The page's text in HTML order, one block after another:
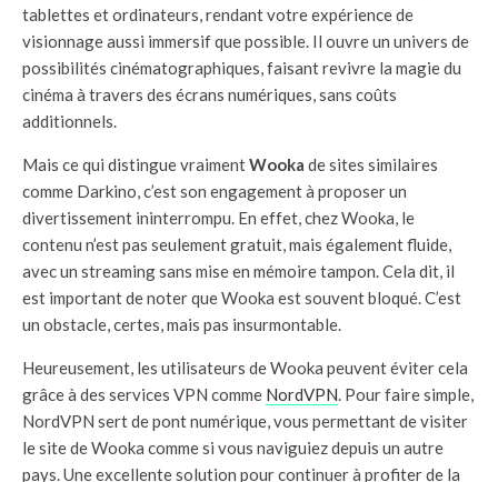
tablettes et ordinateurs, rendant votre expérience de
visionnage aussi immersif que possible. Il ouvre un univers de
possibilités cinématographiques, faisant revivre la magie du
cinéma à travers des écrans numériques, sans coûts
additionnels.
Mais ce qui distingue vraimentWooka de sites similaires
comme Darkino, c’est son engagement à proposer un
divertissement ininterrompu. En effet, chez Wooka, le
contenu n’est pas seulement gratuit, mais également fluide,
avec un streaming sans mise en mémoire tampon. Cela dit, il
est important de noter que Wooka est souvent bloqué. C’est
un obstacle, certes, mais pas insurmontable.
Heureusement, les utilisateurs de Wooka peuvent éviter cela
grâce à des services VPN comme NordVPN. Pour faire simple,
NordVPN sert de pont numérique, vous permettant de visiter
le site de Wooka comme si vous naviguiez depuis un autre
pays. Une excellente solution pour continuer à profiter de la